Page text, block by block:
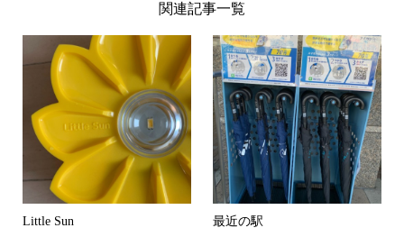
関連記事一覧
Little Sun 最近の駅